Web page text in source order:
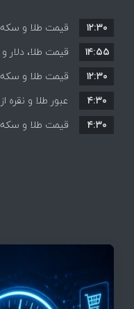
قیمت ها+ جدول
۱۲:۳۰
افزایش قیمت
۱۴:۵۵
قیمت ها بر
۱۲:۳۰
عبور طلا و
۴:۳۰
قیمت طلا و سکه
۴:۳۰